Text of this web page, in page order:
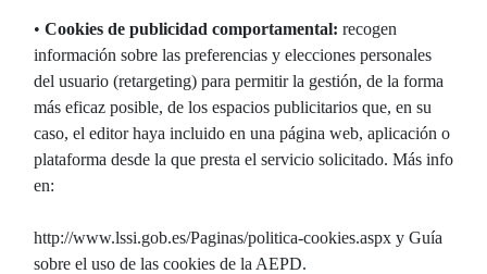
• Cookies de publicidad comportamental: recogen
información sobre las preferencias y elecciones personales
del usuario (retargeting) para permitir la gestión, de la forma
más eficaz posible, de los espacios publicitarios que, en su
caso, el editor haya incluido en una página web, aplicación o
plataforma desde la que presta el servicio solicitado. Más info
en:
http://www.lssi.gob.es/Paginas/politica-cookies.aspx y Guía
sobre el uso de las cookies de la AEPD.